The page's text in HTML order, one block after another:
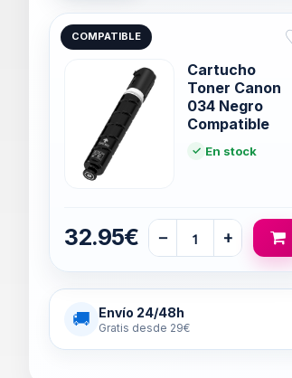
COMPATIBLE
Cartucho
Toner Canon
034 Negro
Compatible
En stock
32.95€ − +
🚚 Envío 24/48h
Gratis desde 29€